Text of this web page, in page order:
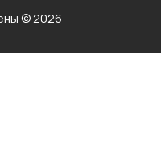
© 2026